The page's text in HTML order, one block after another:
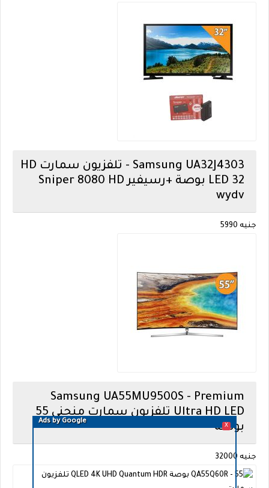
Ads by Google
X
Samsung
UA32J4303 - تلفزيون سمارت HD
LED 32 بوصة +رسيفير Sniper 8080 HD
wydv
جنيه 5990
Samsung UA55MU9500S - Premium
Ultra HD LED تلفزيون سمارت منحني 55
بوصة
جنيه 32000